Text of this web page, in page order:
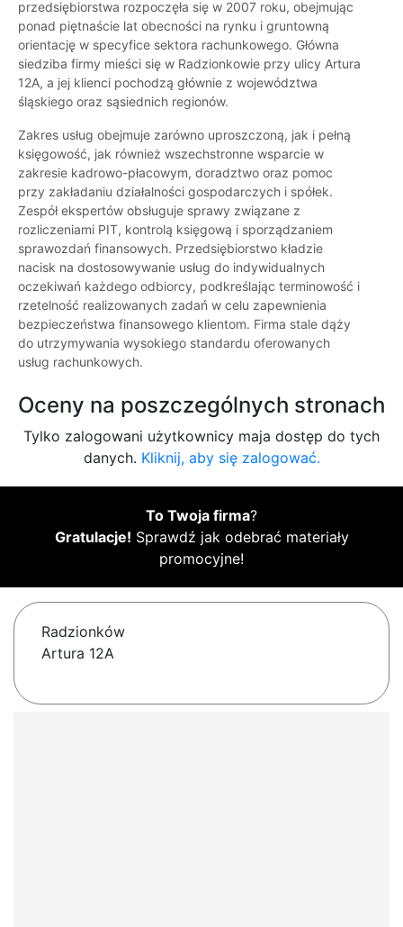
przedsiębiorstwa rozpoczęła się w 2007 roku, obejmując
ponad piętnaście lat obecności na rynku i gruntowną
orientację w specyfice sektora rachunkowego. Główna
siedziba firmy mieści się w Radzionkowie przy ulicy Artura
12A, a jej klienci pochodzą głównie z województwa
śląskiego oraz sąsiednich regionów.
Zakres usług obejmuje zarówno uproszczoną, jak i pełną
księgowość, jak również wszechstronne wsparcie w
zakresie kadrowo-płacowym, doradztwo oraz pomoc
przy zakładaniu działalności gospodarczych i spółek.
Zespół ekspertów obsługuje sprawy związane z
rozliczeniami PIT, kontrolą księgową i sporządzaniem
sprawozdań finansowych. Przedsiębiorstwo kładzie
nacisk na dostosowywanie usług do indywidualnych
oczekiwań każdego odbiorcy, podkreślając terminowość i
rzetelność realizowanych zadań w celu zapewnienia
bezpieczeństwa finansowego klientom. Firma stale dąży
do utrzymywania wysokiego standardu oferowanych
usług rachunkowych.
Oceny na poszczególnych stronach
Tylko zalogowani użytkownicy maja dostęp do tych
danych. Kliknij, aby się zalogować.
To Twoja firma?
Gratulacje! Sprawdź jak odebrać materiały
promocyjne!
Radzionków
Artura 12A